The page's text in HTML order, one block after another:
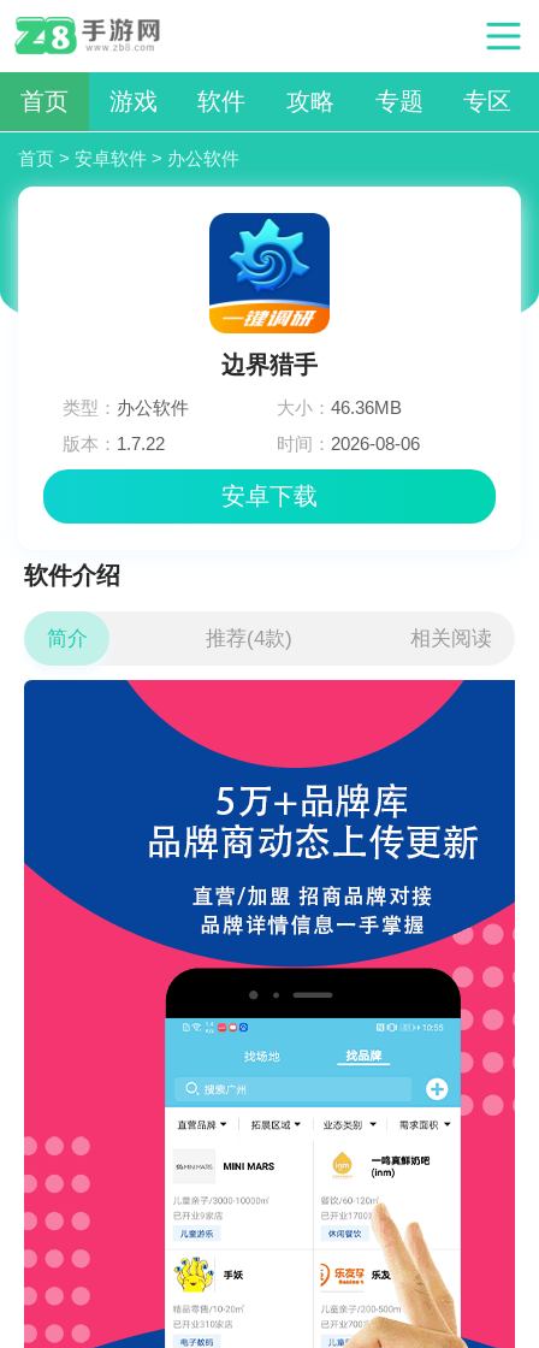
首页 游戏 软件 攻略 专题 专区
首页 > 安卓软件 > 办公软件
边界猎手
类型： 办公软件 大小：46.36MB
版本： 1.7.22 时间： 2026-08-06
安卓下载
软件介绍
简介 推荐(4款) 相关阅读